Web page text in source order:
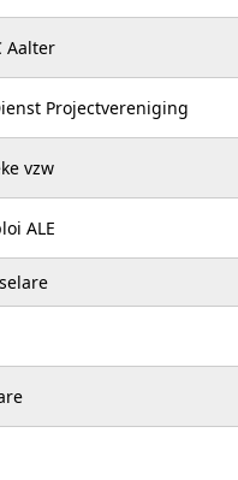
Aalter
Projectvereniging
vzw
ALE